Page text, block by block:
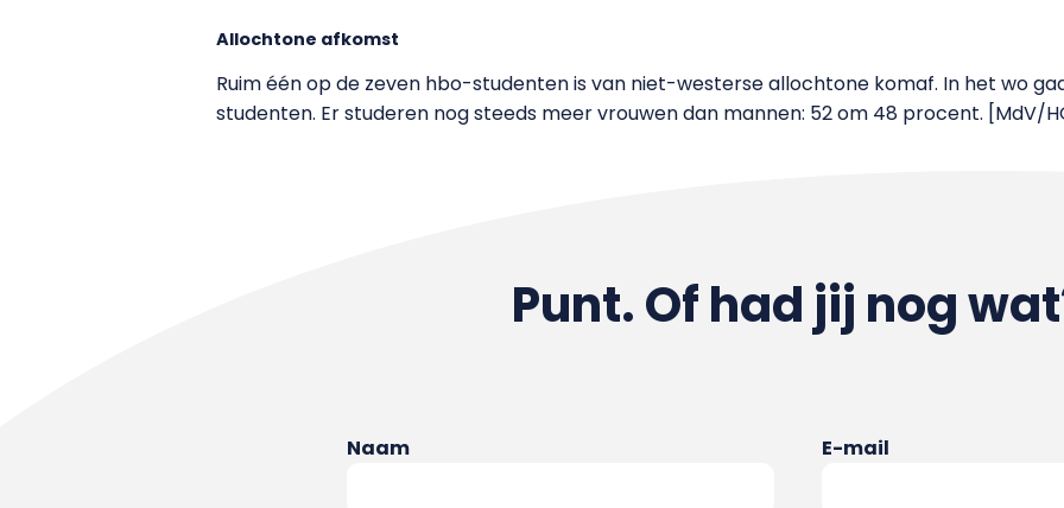
Allochtone afkomst
Ruim één op de zeven hbo-studenten is van niet-westerse allochtone komaf. In het wo
studenten. Er studeren nog steeds meer vrouwen dan mannen: 52 om 48 procent. [MdV/
Punt. Of had jij nog
Naam E-mail